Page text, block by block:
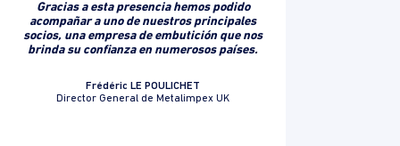
Gracias a esta presencia hemos podido
acompañar a uno de nuestros principales
socios, una empresa de embutición que nos
brinda su confianza en numerosos países.
Frédéric LE POULICHET
Director General de Metalimpex UK